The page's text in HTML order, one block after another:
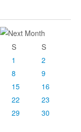
S
S
1
2
8
9
15
16
22
23
29
30